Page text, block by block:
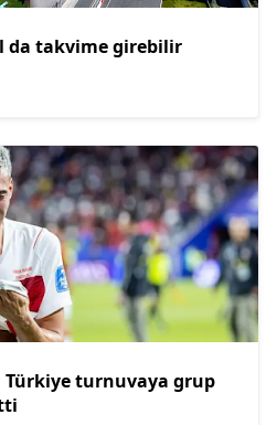
da takvime girebilir
Türkiye turnuvaya grup